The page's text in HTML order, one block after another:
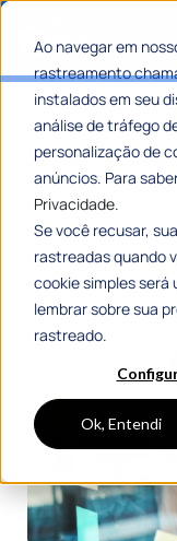
Ao navegar em
rastreamento
instalados em seu
análise de tráfego
personalização de
anúncios. Para
Privacidade.
Se você recusar,
rastreadas quando
cookie simples será
lembrar sobre sua
rastreado.
Ok, Entendi
Gestão de
PorEquipe Editorial
8 Min De Leitura